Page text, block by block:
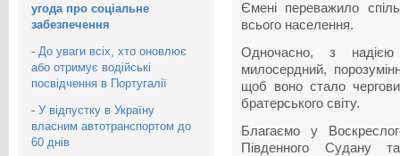
угода про соціальне
забезпечення
- До уваги всіх, хто оновлює
або отримує водійські
посвідчення в Португалії
- У відпустку в Україну
власним автотранспортом до
60 днів
Ємені переважило
всього населення.
Одночасно, з надією
милосердний,
щоб воно стало
братерського світу.
Благаємо у
Південного Судану